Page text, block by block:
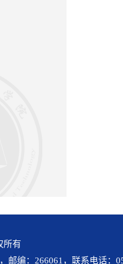
所有
邮编：266061，联系电话：